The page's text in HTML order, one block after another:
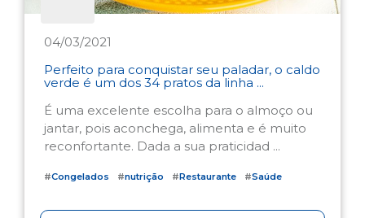
04/03/2021
Perfeito para conquistar seu paladar, o caldo
verde é um dos 34 pratos da linha ...
É uma excelente escolha para o almoço ou
jantar, pois aconchega, alimenta e é muito
reconfortante. Dada a sua praticidad ...
#Congelados #nutrição #Restaurante #Saúde